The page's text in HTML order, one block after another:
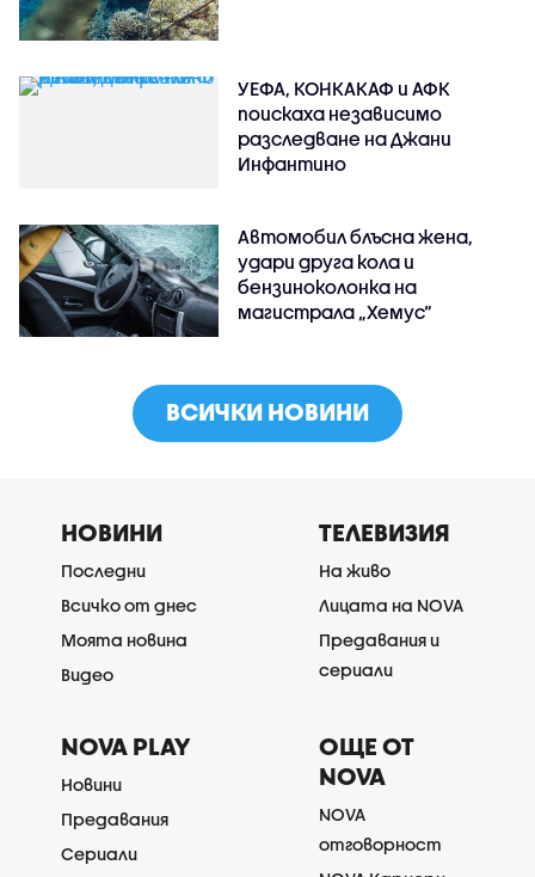
УЕФА, КОНКАКАФ и АФК
поискаха независимо
разследване на Джани
Инфантино
Автомобил блъсна жена,
удари друга кола и
бензиноколонка на
магистрала „Хемус“
ВСИЧКИ НОВИНИ
НОВИНИ
Последни
Всичко от днес
Моята новина
Видео
ТЕЛЕВИЗИЯ
На живо
Лицата на NOVA
Предавания и
сериали
NOVA PLAY
Новини
Предавания
Сериали
ОЩЕ ОТ
NOVA
NOVA
отговорност